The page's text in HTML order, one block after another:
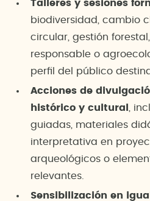
Talleres y sesiones
biodiversidad, cambio
circular, gestión
responsable o
perfil del público
Acciones de
histórico y cultural
,
guiadas, materiales
interpretativa en
arqueológicos o
relevantes.
Sensibilización en